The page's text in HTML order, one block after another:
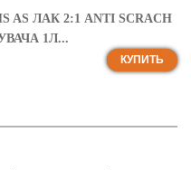
AS ЛАК 2:1 ANTI SCRACH
1Л...
КУПИТЬ